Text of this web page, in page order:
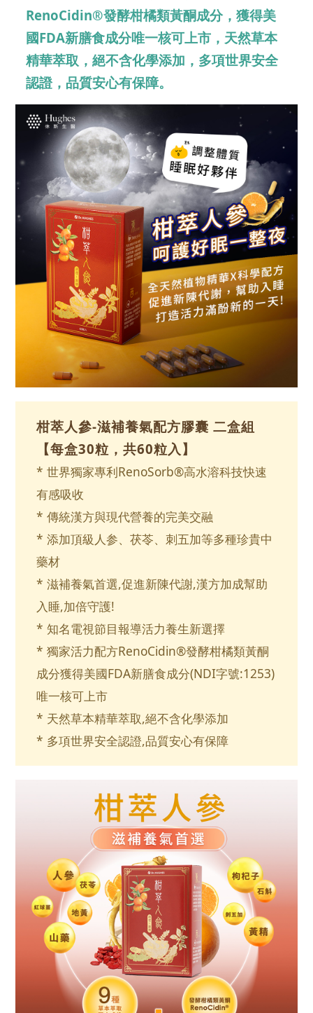
RenoCidin®發酵柑橘類黃酮成分，獲得美
國FDA新膳食成分唯一核可上市，天然草本
精華萃取，絕不含化學添加，多項世界安全
認證，品質安心有保障。
柑萃人參-滋補養氣配方膠囊 二盒組
【每盒30粒，共60粒入】
* 世界獨家專利RenoSorb®高水溶科技快速
有感吸收
* 傳統漢方與現代營養的完美交融
* 添加頂級人参、茯苓、刺五加等多種珍貴中
藥材
* 滋補養氣首選,促進新陳代謝,漢方加成幫助
入睡,加倍守護!
* 知名電視節目報導活力養生新選擇
* 獨家活力配方RenoCidin®發酵柑橘類黃酮
成分獲得美國FDA新膳食成分(NDI字號:1253)
唯一核可上市
* 天然草本精華萃取,絕不含化學添加
* 多項世界安全認證,品質安心有保障